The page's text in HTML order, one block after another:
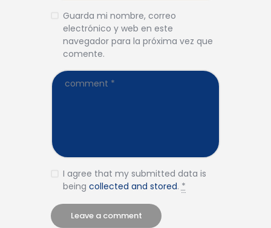
Guarda mi nombre, correo
electrónico y web en este
navegador para la próxima vez que
comente.
I agree that my submitted data is
being collected and stored.*